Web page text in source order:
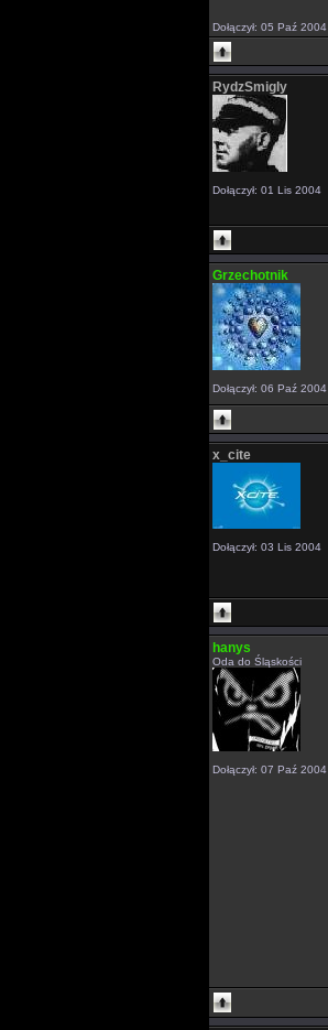
Dołączył: 05 Paź 2004
RydzSmigly
Dołączył: 01 Lis 2004
Grzechotnik
Dołączył: 06 Paź 2004
x_cite
Dołączył: 03 Lis 2004
hanys
Oda do Śląskości
Dołączył: 07 Paź 2004